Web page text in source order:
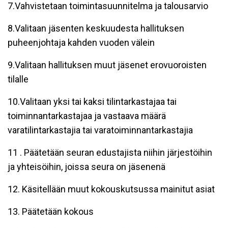
7.Vahvistetaan toimintasuunnitelma ja talousarvio
8.Valitaan jäsenten keskuudesta hallituksen
puheenjohtaja kahden vuoden välein
9.Valitaan hallituksen muut jäsenet erovuoroisten
tilalle
10.Valitaan yksi tai kaksi tilintarkastajaa tai
toiminnantarkastajaa ja vastaava määrä
varatilintarkastajia tai varatoiminnantarkastajia
11 . Päätetään seuran edustajista niihin järjestöihin
ja yhteisöihin, joissa seura on jäsenenä
12. Käsitellään muut kokouskutsussa mainitut asiat
13. Päätetään kokous